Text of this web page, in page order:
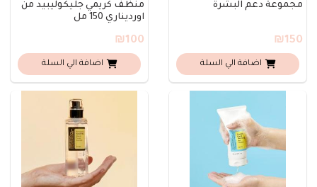
مجموعة دعم البشرة
₪150
اضافة الي السلة
منظف كريمي جليكوليبيد من
اورديناري 150 مل
₪100
اضافة الي السلة